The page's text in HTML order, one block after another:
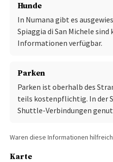
Hunde
In Numana gibt es
Spiaggia di San Michele
Informationen verfügbar.
Parken
Parken ist oberhalb des
teils kostenpflichtig. In der
Shuttle-Verbindungen
Waren diese Informationen
Karte